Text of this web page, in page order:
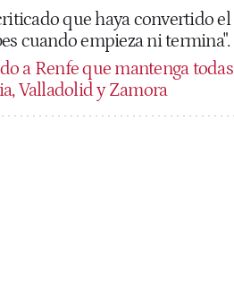
que haya convertido el
cuando empieza ni termina".
a Renfe que mantenga
Valladolid y Zamora